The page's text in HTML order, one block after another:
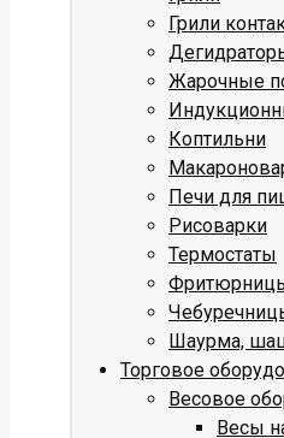
Грили
Жарочные
Коптильни
Печи для
Рисоварки
Термостаты
Шаурма,
Торговое
Весовое
Весы